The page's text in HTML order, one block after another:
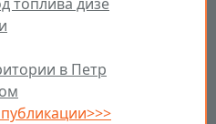
в Петр